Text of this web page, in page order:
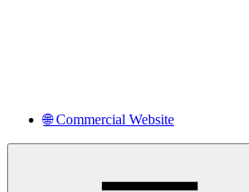
🌐 Commercial Website